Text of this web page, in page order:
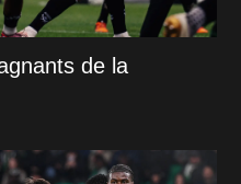
de la